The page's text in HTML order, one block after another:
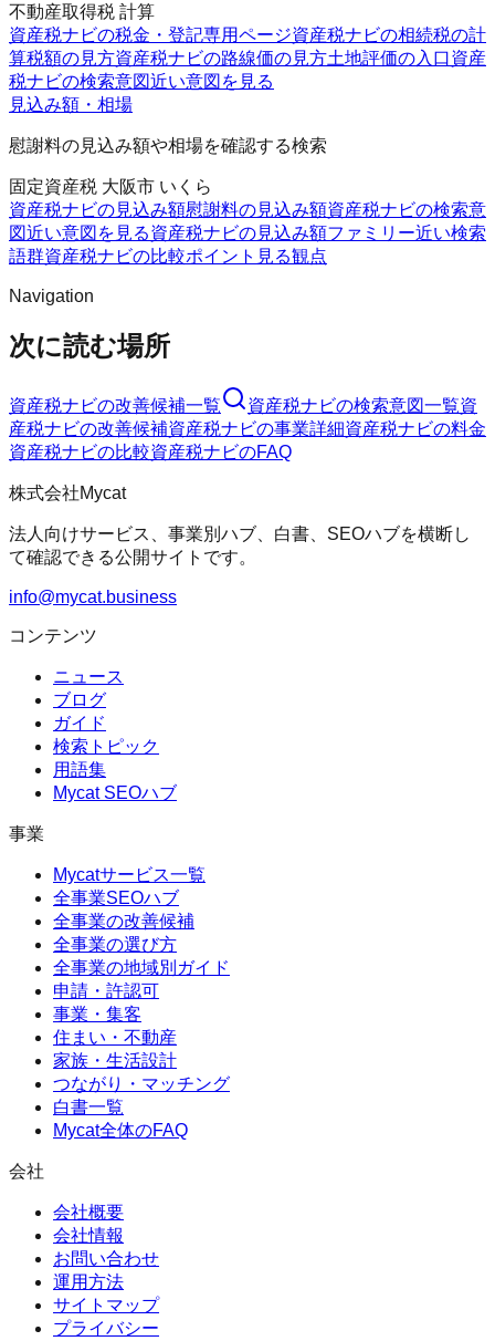
不動産取得税 計算
資産税ナビの税金・登記専用ページ資産税ナビの相続税の計
算税額の見方資産税ナビの路線価の見方土地評価の入口資産
税ナビの検索意図近い意図を見る
見込み額・相場
慰謝料の見込み額や相場を確認する検索
固定資産税 大阪市 いくら
資産税ナビの見込み額慰謝料の見込み額資産税ナビの検索意
図近い意図を見る資産税ナビの見込み額ファミリー近い検索
語群資産税ナビの比較ポイント 見る観点
Navigation
次に読む場所
資産税ナビの改善候補一覧 資産税ナビの検索意図一覧資
産税ナビの改善候補資産税ナビの事業詳細資産税ナビの料金
資産税ナビの比較資産税ナビのFAQ
株式会社Mycat
法人向けサービス、事業別ハブ、白書、SEOハブを横断し
て確認できる公開サイトです。
info@mycat.business
コンテンツ
ニュース
ブログ
ガイド
検索トピック
用語集
Mycat SEOハブ
事業
Mycatサービス一覧
全事業SEOハブ
全事業の改善候補
全事業の選び方
全事業の地域別ガイド
申請・許認可
事業・集客
住まい・不動産
家族・生活設計
つながり・マッチング
白書一覧
Mycat全体のFAQ
会社
会社概要
会社情報
お問い合わせ
運用方法
サイトマップ
プライバシー